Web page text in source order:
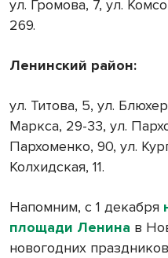
ул. Громова, 7, ул.
269.
Ленинский район:
ул. Титова, 5, ул.
Маркса, 29-33, ул.
Пархоменко, 90, ул.
Колхидская, 11.
Напомним, с 1 декабря
площади Ленина в
новогодних